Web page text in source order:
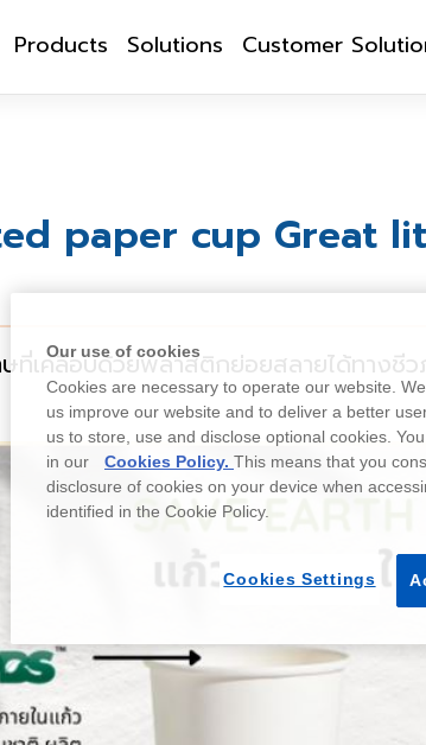
Products Solutions Customer
paper cup Great
ที่เคลือบด้วยพลาสติกย่อยสลายได้ทางชี
Our use of cookies
Cookies are necessary to operate our website.
us improve our website and to deliver a better
us to store, use and disclose optional cookies.
in our
Cookies Policy. This means that you
disclosure of cookies on your device when
identified in the Cookie Policy.
Cookies Settings